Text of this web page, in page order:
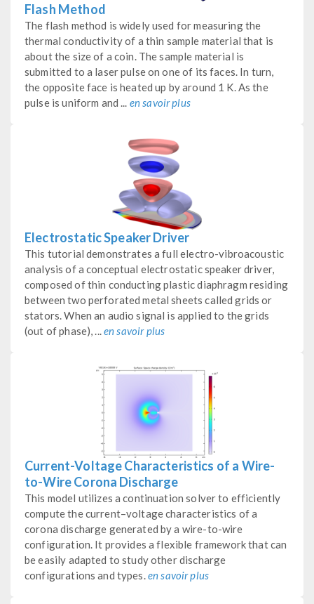
Flash Method
The flash method is widely used for measuring the
thermal conductivity of a thin sample material that is
about the size of a coin. The sample material is
submitted to a laser pulse on one of its faces. In turn,
the opposite face is heated up by around 1 K. As the
pulse is uniform and ... en savoir plus
Electrostatic Speaker Driver
This tutorial demonstrates a full electro-vibroacoustic
analysis of a conceptual electrostatic speaker driver,
composed of thin conducting plastic diaphragm residing
between two perforated metal sheets called grids or
stators. When an audio signal is applied to the grids
(out of phase), ...en savoir plus
Current-Voltage Characteristics of a Wire-
to-Wire Corona Discharge
This model utilizes a continuation solver to efficiently
compute the current–voltage characteristics of a
corona discharge generated by a wire-to-wire
configuration. It provides a flexible framework that can
be easily adapted to study other discharge
configurations and types.en savoir plus